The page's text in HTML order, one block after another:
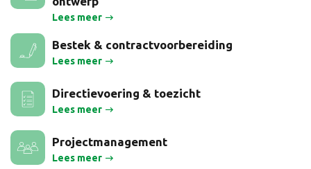
Lees meer
Bestek & contractvoorbereiding
Lees meer
Directievoering & toezicht
Lees meer
Projectmanagement
Lees meer